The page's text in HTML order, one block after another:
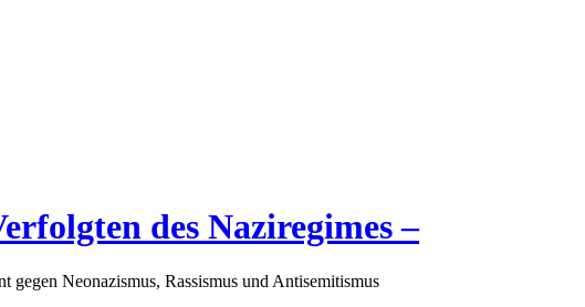
des Naziregimes –
gegen Neonazismus, Rassismus und Antisemitismus